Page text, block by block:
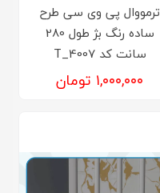
ترمووال پی وی سی طرح
ساده رنگ بژ طول 280
سانت کد T_4007
۱,۰۰۰,۰۰۰ تومان